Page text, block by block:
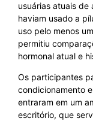
usuárias atuais de
haviam usado a
uso pelo menos
permitiu
hormonal atual e
Os participantes
condicionamento
entraram em um
escritório, que